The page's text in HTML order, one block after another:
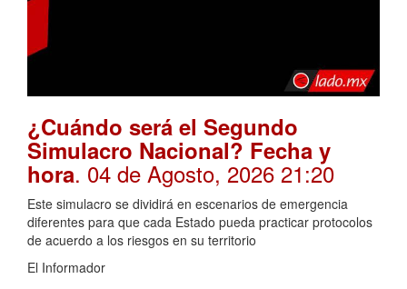
¿Cuándo será el Segundo
Simulacro Nacional? Fecha y
hora. 04 de Agosto, 2026 21:20
Este simulacro se dividirá en escenarios de emergencia
diferentes para que cada Estado pueda practicar protocolos
de acuerdo a los riesgos en su territorio
El Informador